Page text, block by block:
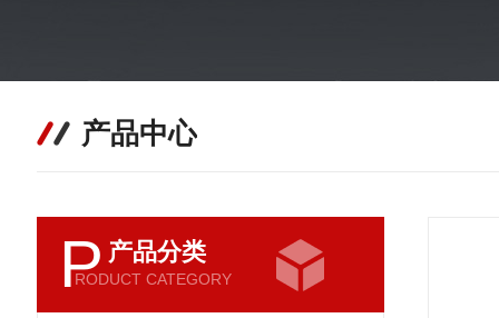
产品中心
P 产品分类
RODUCT CATEGORY